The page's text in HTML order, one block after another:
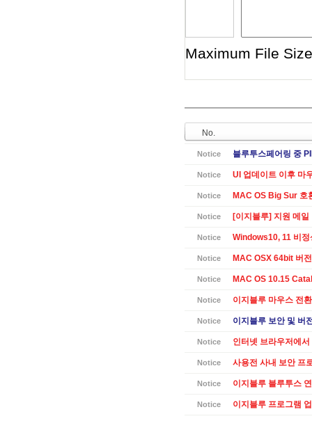
Maximum File
No.
Notice 블루투스페어링 중
Notice UI 업데이트 이후 마
Notice MAC OS Big Sur 호
Notice [이지블루] 지원 메일
Notice Windows10, 11 비정
Notice MAC OSX 64bit 버
Notice MAC OS 10.15
Notice 이지블루 마우스 전
Notice 이지블루 보안 및 버
Notice 인터넷 브라우저에
Notice 사용전 사내 보안 프
Notice 이지블루 블루투스
Notice 이지블루 프로그램